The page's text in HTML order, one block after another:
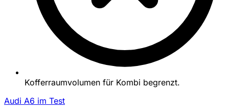
Kofferraumvolumen für Kombi begrenzt.
Audi A6 im Test